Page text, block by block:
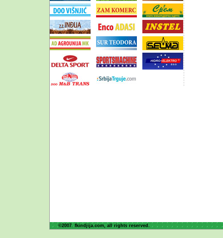
©2007. fkindjija.com, all rights reserved.